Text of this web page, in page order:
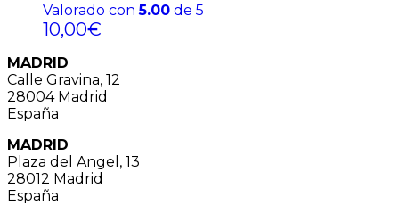
Valorado con5.00 de 5
10,00€
MADRID
Calle Gravina, 12
28004 Madrid
España
MADRID
Plaza del Angel, 13
28012 Madrid
España